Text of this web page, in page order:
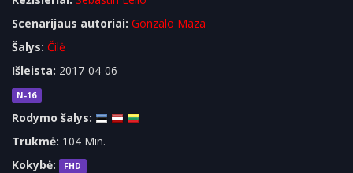
Scenarijaus autoriai: Gonzalo Maza
Šalys: Čilė
Išleista: 2017-04-06
N-16
Rodymo šalys:
Trukmė: 104 Min.
Kokybė:
FHD